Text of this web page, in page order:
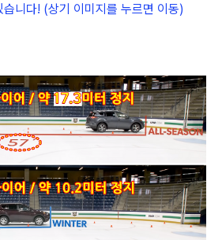
니다! (상기 이미지를 누르면 이동)